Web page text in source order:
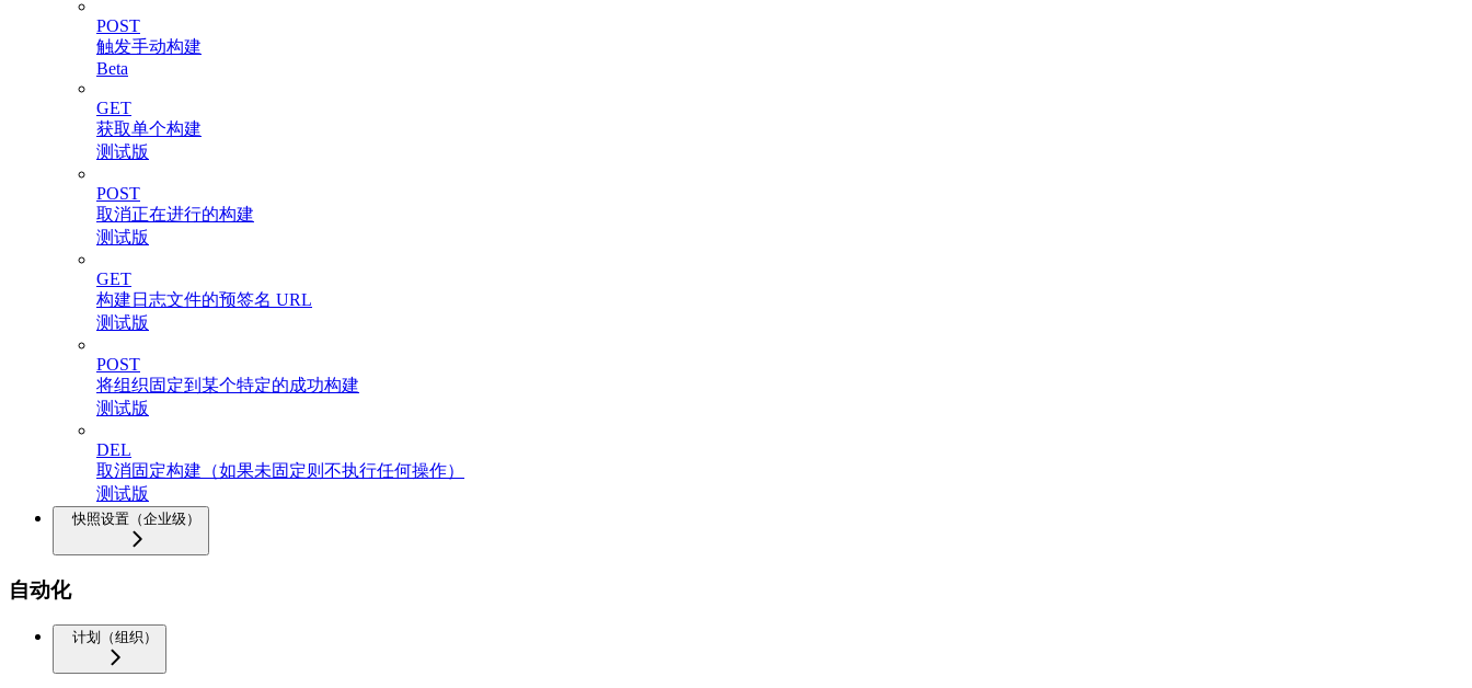
POST
触发手动构建
Beta
GET
获取单个构建
测试版
POST
取消正在进行的构建
测试版
GET
构建日志文件的预签名 URL
测试版
POST
将组织固定到某个特定的成功构建
测试版
DEL
取消固定构建（如果未固定则不执行任何操作）
测试版
快照设置（企业级）
自动化
计划（组织）